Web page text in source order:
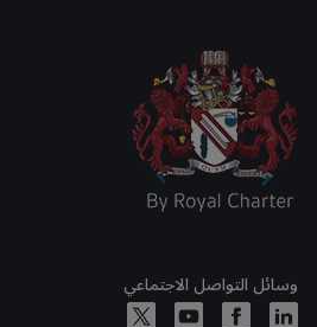
وسائل التواصل الاجتماعي